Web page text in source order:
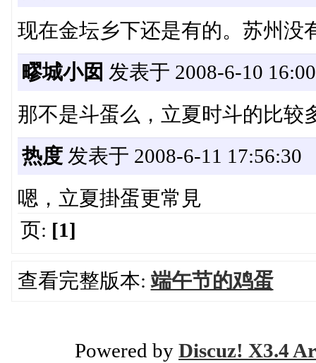
现在金坛乡下还是有的。苏州没
疁城小囡 发表于 2008-6-10
那不是斗蛋么，立夏时斗的比较
热度发表于 2008-6-11 17:56:30
嗯，立夏掛蛋更常見
页: [1]
查看完整版本:端午节的鸡蛋
Powered by Discuz! X3.4